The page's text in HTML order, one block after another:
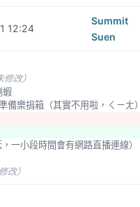
12:24
Summit
Suen
改）
蝦
準備樂捐箱（其實不用啦，ㄑㄧㄤ）
，一小段時間會有網路直播連線）
改）